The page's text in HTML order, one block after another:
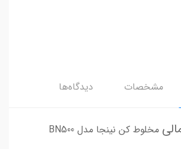
مشخصات دیدگاه‌ها
مخلوط کن نینجا مدل BN500